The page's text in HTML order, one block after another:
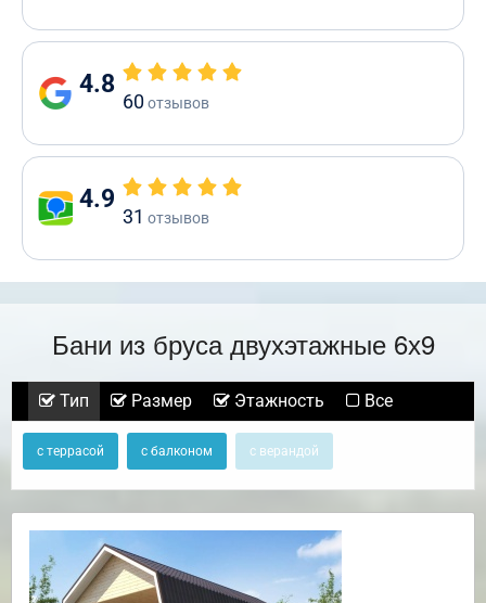
4.8
60отзывов
4.9
31 отзывов
Бани из бруса двухэтажные 6х9
Тип Размер Этажность Все
с террасой с балконом с верандой